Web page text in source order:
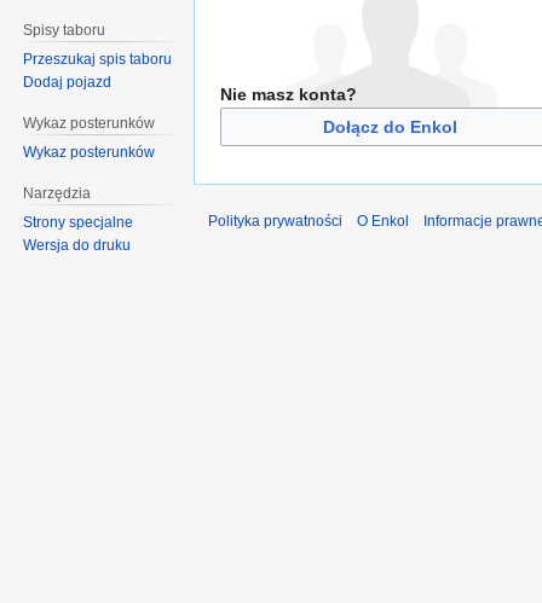
Nie masz konta?
Dołącz do Enkol
Spisy taboru
Przeszukaj spis taboru
Dodaj pojazd
Wykaz posterunków
Wykaz posterunków
Narzędzia
Strony specjalne
Wersja do druku
Polityka prywatności O Enkol Informacje